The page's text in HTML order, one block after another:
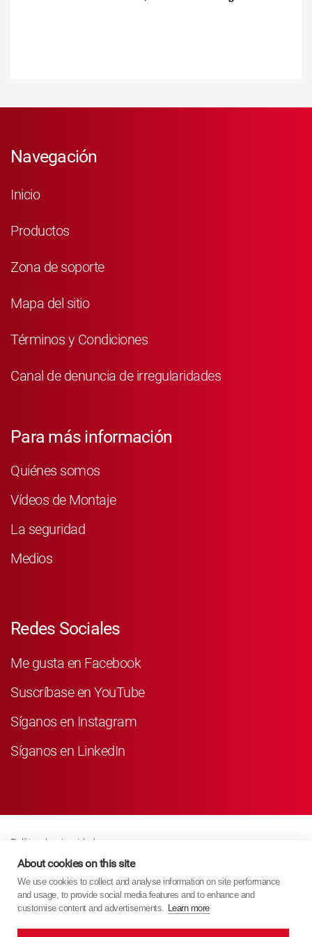
Navegación
Inicio
Productos
Zona de soporte
Mapa del sitio
Términos y Condiciones
Canal de denuncia de irregularidades
Para más información
Quiénes somos
Vídeos de Montaje
La seguridad
Medios
Redes Sociales
Me gusta en Facebook
Suscríbase en YouTube
Síganos en Instagram
Síganos en LinkedIn
Política de privacidad
Business Partner Privacy
Política De Cookies
Modern Slavery Act Policy
About cookies on this site
We use cookies to collect and analyse information on site performance
and usage, to provide social media features and to enhance and
customise content and advertisements. Learn more